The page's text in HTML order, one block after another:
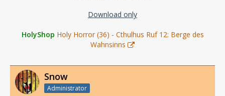
Download only
HolyShop Holy Horror (36) - Cthulhus Ruf 12: Berge des
Wahnsinns
Snow
Administrator